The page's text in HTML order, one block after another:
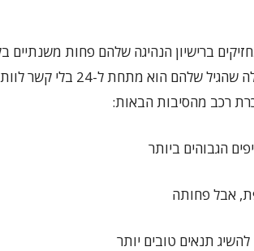
ברישיון הנהיגה שלהם פחות משנתיים
קשר לגיל שלהם. לעומת זאת, "נהגים צעירים" הם אלה שהגיל שלהם הוא מתחת ל-24
רכב מהסיבות הבאות:
הגבוהים ביותר
אבל פחותה
תנאים טובים יותר